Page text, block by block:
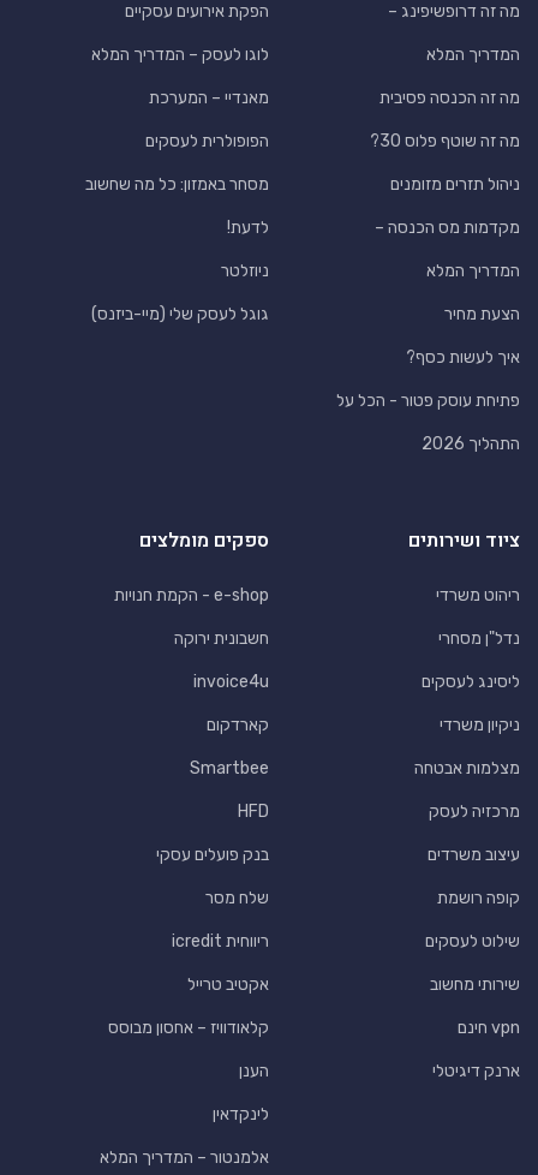
מה זה דרופשיפינג –
המדריך המלא
מה זה הכנסה פסיבית
מה זה שוטף פלוס 30?
ניהול תזרים מזומנים
מקדמות מס הכנסה –
המדריך המלא
הצעת מחיר
איך לעשות כסף?
פתיחת עוסק פטור - הכל על
התהליך 2026
הפקת אירועים עסקיים
לוגו לעסק – המדריך המלא
מאנדיי – המערכת
הפופולרית לעסקים
מסחר באמזון: כל מה שחשוב
לדעת!
ניוזלטר
גוגל לעסק שלי (מיי-ביזנס)
ציוד ושירותים
ריהוט משרדי
נדל"ן מסחרי
ליסינג לעסקים
ניקיון משרדי
מצלמות אבטחה
מרכזיה לעסק
עיצוב משרדים
קופה רושמת
שילוט לעסקים
שירותי מחשוב
vpn חינם
ארנק דיגיטלי
ספקים מומלצים
e-shop - הקמת חנויות
חשבונית ירוקה
invoice4u
קארדקום
Smartbee
HFD
בנק פועלים עסקי
שלח מסר
ריווחית icredit
אקטיב טרייל
קלאודוויז – אחסון מבוסס
הענן
לינקדאין
אלמנטור – המדריך המלא